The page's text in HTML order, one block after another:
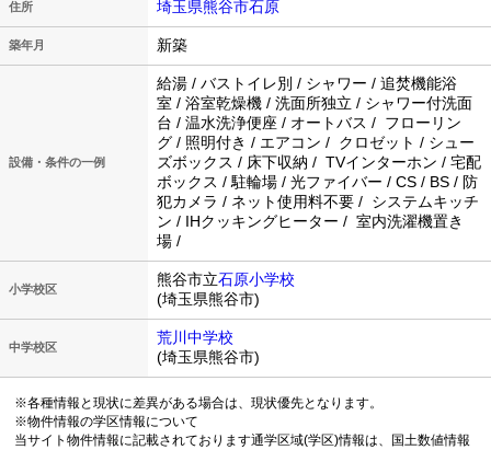
住所 埼玉県熊谷市石原
築年月 新築
設備・条件の一例
給湯 / バストイレ別 / シャワー / 追焚機能浴
室 / 浴室乾燥機 / 洗面所独立 / シャワー付洗面
台 / 温水洗浄便座 / オートバス / フローリン
グ / 照明付き / エアコン / クロゼット / シュー
ズボックス / 床下収納 / TVインターホン / 宅配
ボックス / 駐輪場 / 光ファイバー / CS / BS / 防
犯カメラ / ネット使用料不要 / システムキッチ
ン / IHクッキングヒーター / 室内洗濯機置き
場 /
小学校区
熊谷市立石原小学校
(埼玉県熊谷市)
中学校区
荒川中学校
(埼玉県熊谷市)
※各種情報と現状に差異がある場合は、現状優先となります。
※物件情報の学区情報について
当サイト物件情報に記載されております通学区域(学区)情報は、国土数値情報